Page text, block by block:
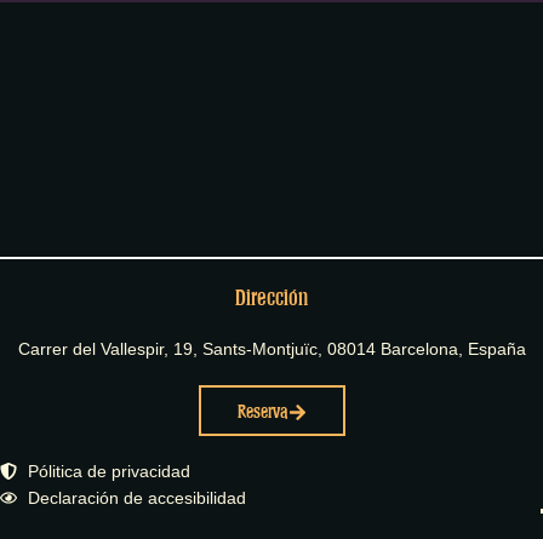
Dirección
Carrer del Vallespir, 19, Sants-Montjuïc, 08014 Barcelona, España
Reserva
Pólitica de privacidad
Declaración de accesibilidad